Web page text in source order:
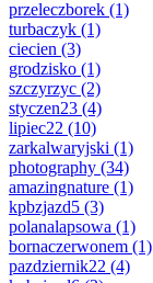
przeleczborek (1)
turbaczyk (1)
ciecien (3)
grodzisko (1)
szczyrzyc (2)
styczen23 (4)
lipiec22 (10)
zarkalwaryjski (1)
photography (34)
amazingnature (1)
kpbzjazd5 (3)
polanalapsowa (1)
bornaczerwonem (1)
pazdziernik22 (4)